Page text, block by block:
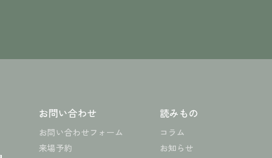
お問い合わせ
お問い合わせフォーム
来場予約
読みもの
コラム
お知らせ